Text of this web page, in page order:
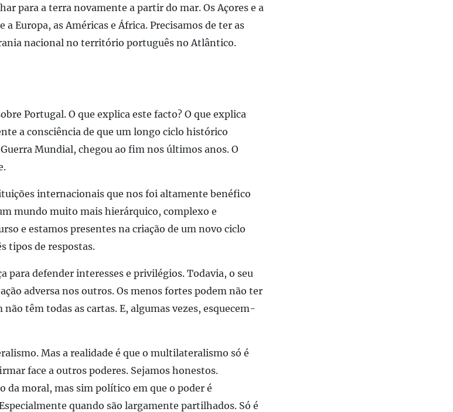
para a terra novamente a partir do mar. Os Açores e a
Europa, as Américas e África. Precisamos de ter as
nacional no território português no Atlântico.
Portugal. O que explica este facto? O que explica
a consciência de que um longo ciclo histórico
Mundial, chegou ao fim nos últimos anos. O
internacionais que nos foi altamente benéfico
mundo muito mais hierárquico, complexo e
e estamos presentes na criação de um novo ciclo
tipos de respostas.
para defender interesses e privilégios. Todavia, o seu
adversa nos outros. Os menos fortes podem não ter
têm todas as cartas. E, algumas vezes, esquecem-
Mas a realidade é que o multilateralismo só é
face a outros poderes. Sejamos honestos.
da moral, mas sim político em que o poder é
quando são largamente partilhados. Só é